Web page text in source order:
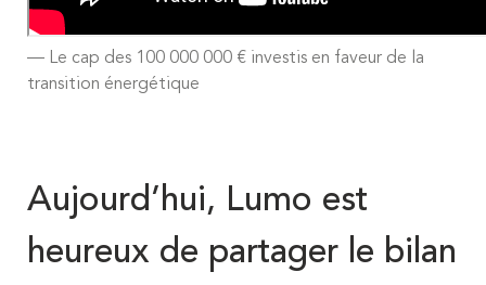
Le cap des 100 000 000 € investis en faveur de la
transition énergétique
Aujourd’hui, Lumo est
heureux de partager le bilan